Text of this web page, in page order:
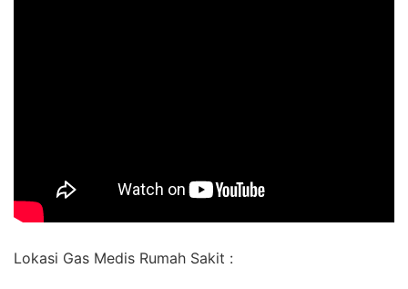
Lokasi Gas Medis Rumah Sakit :